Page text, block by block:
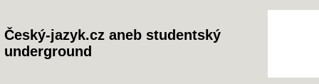
Český-jazyk.cz aneb studentský
underground